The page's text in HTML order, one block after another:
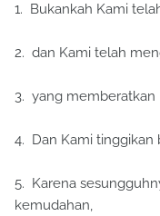
1. Bukankah Kami
2. dan Kami telah
3. yang
4. Dan Kami tinggikan
5. Karena
kemudahan,